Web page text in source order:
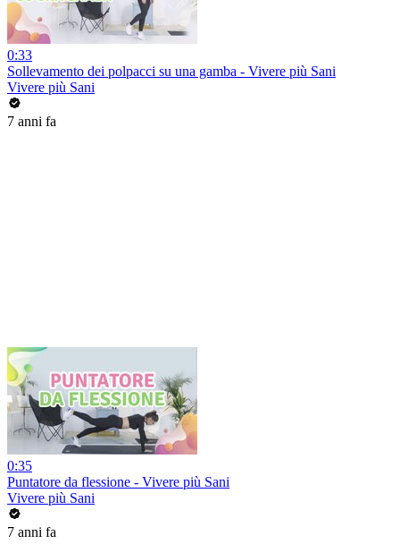
0:33
Sollevamento dei polpacci su una gamba - Vivere più Sani
Vivere più Sani
7 anni fa
0:35
Puntatore da flessione - Vivere più Sani
Vivere più Sani
7 anni fa